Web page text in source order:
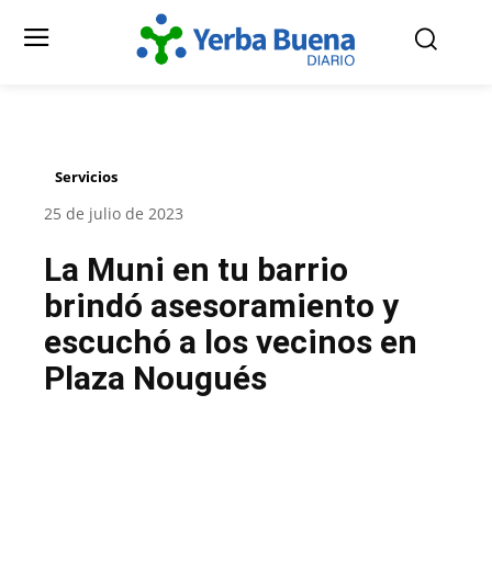
Servicios
25 de julio de 2023
La Muni en tu barrio
brindó asesoramiento y
escuchó a los vecinos en
Plaza Nougués